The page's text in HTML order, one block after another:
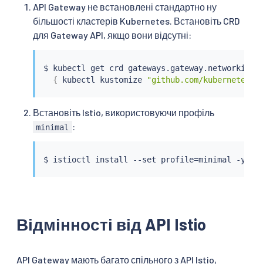
API Gateway не встановлені стандартно ну
більшості кластерів Kubernetes. Встановіть CRD
для Gateway API, якщо вони відсутні:
$ kubectl
get crd
{
kubectl kustomize "github.com/kubernetes-
Встановіть Istio, використовуючи профіль
minimal :
$ istioctl install --set profile=
Відмінності від API Istio
API Gateway мають багато спільного з API Istio,